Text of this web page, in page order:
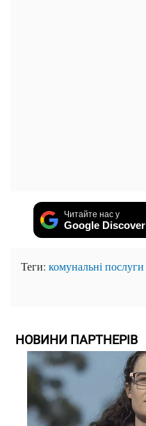
Читайте нас у
Google Discover
Теги: комунальні послуги
НОВИНИ ПАРТНЕРІВ